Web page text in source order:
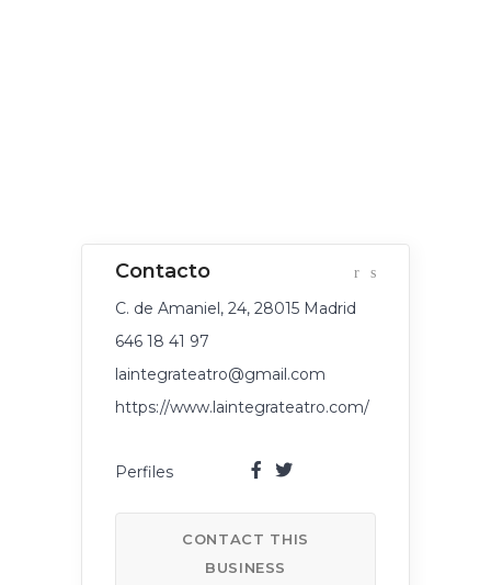
C. de Amaniel, 24, 28015 Madrid
646 18 41 97
laintegrateatro@gmail.com
https://www.laintegrateatro.com/
CONTACT THIS
BUSINESS